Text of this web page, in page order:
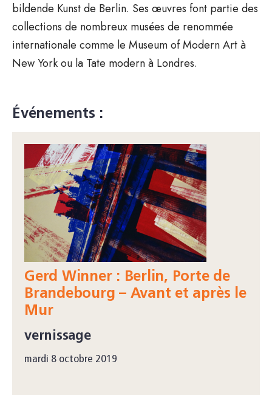
bildende Kunst de Berlin. Ses œuvres font partie des
collections de nombreux musées de renommée
internationale comme le Museum of Modern Art à
New York ou la Tate modern à Londres.
Événements :
Gerd Winner : Berlin, Porte de
Brandebourg – Avant et après le
Mur
vernissage
mardi 8 octobre 2019